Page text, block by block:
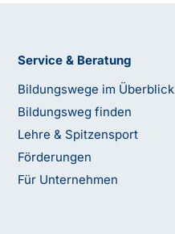
Service & Beratung
Bildungswege im Überblick
Bildungsweg finden
Lehre & Spitzensport
Förderungen
Für Unternehmen